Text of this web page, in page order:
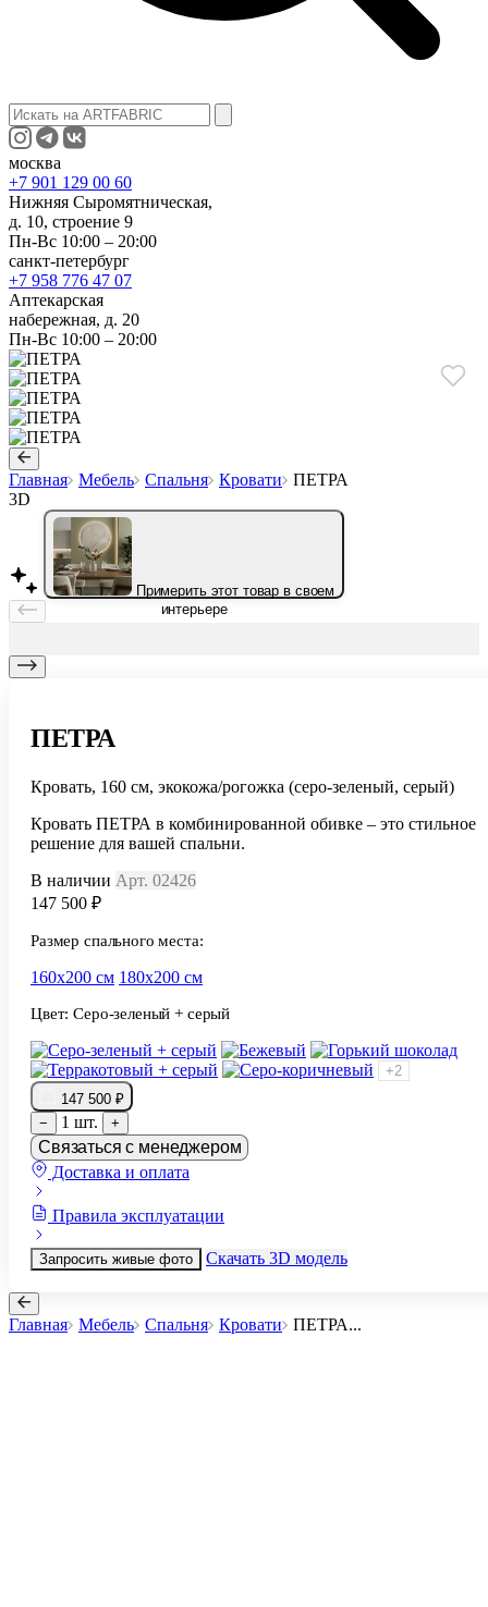
москва
+7 901 129 00 60
Нижняя Сыромятническая,
д. 10, строение 9
Пн-Вс 10:00 – 20:00
санкт-петербург
+7 958 776 47 07
Аптекарская
набережная, д. 20
Пн-Вс 10:00 – 20:00
Главная Мебель Спальня Кровати
ПЕТРА
3D
Примерить этот товар в своем
интерьере
ПЕТРА
Кровать, 160 см, экокожа/рогожка (серо-зеленый, серый)
Кровать ПЕТРА в комбинированной обивке – это стильное
решение для вашей спальни.
В наличии Арт. 02426
147 500 ₽
Размер спального места:
160х200 см 180х200 см
Цвет: Серо-зеленый + серый
+2
147 500 ₽
−
1 шт. +
Связаться с менеджером
Доставка и оплата
Правила эксплуатации
Запросить живые фото Скачать 3D модель
Главная Мебель Спальня Кровати ПЕТРА...